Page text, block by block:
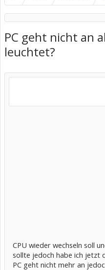
PC geht nicht an
leuchtet?
CPU wieder wechseln soll
sollte jedoch habe ich jetzt
PC geht nicht mehr an